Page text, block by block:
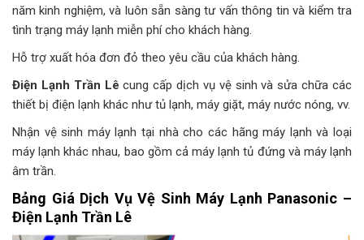
năm kinh nghiệm, và luôn sẵn sàng tư vấn thông tin và kiểm tra
tình trạng máy lạnh miễn phí cho khách hàng.
Hỗ trợ xuất hóa đơn đỏ theo yêu cầu của khách hàng.
Điện Lạnh Trần Lê cung cấp dịch vụ vệ sinh và sửa chữa các
thiết bị điện lạnh khác như tủ lạnh, máy giặt, máy nước nóng, vv.
Nhận vệ sinh máy lạnh tại nhà cho các hãng máy lạnh và loại
máy lạnh khác nhau, bao gồm cả máy lạnh tủ đứng và máy lạnh
âm trần.
Bảng Giá Dịch Vụ Vệ Sinh Máy Lạnh Panasonic –
Điện Lạnh Trần Lê